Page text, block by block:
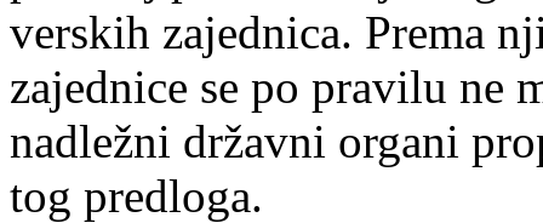
verskih zajednica. Prema
zajednice se po pravilu ne
nadležni državni organi
tog predloga.